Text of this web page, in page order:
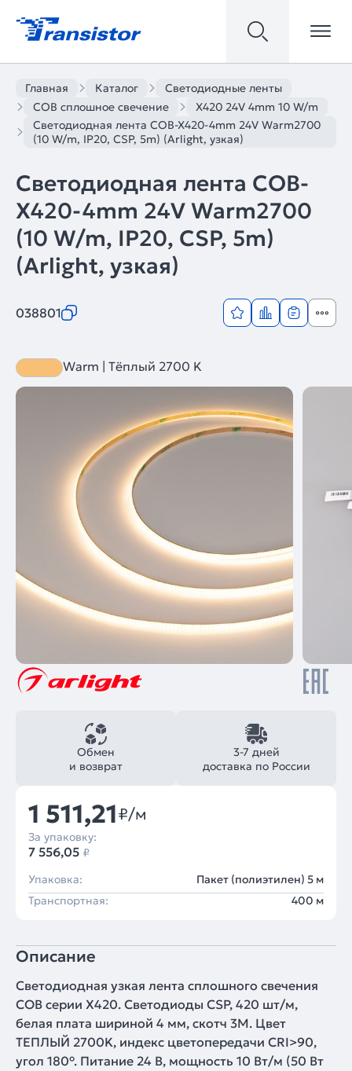
Главная Каталог
Светодиодные ленты
COB сплошное свечение
X420 24V 4mm 10 W/m
Светодиодная лента COB-X420-4mm 24V Warm2700
(10 W/m, IP20, CSP, 5m) (Arlight, узкая)
Светодиодная лента COB-
X420-4mm 24V Warm2700
(10 W/m, IP20, CSP, 5m)
(Arlight, узкая)
038801
Warm | Тёплый 2700 K
3-7 дней
доставка по России
Обмен
и возврат
1 511,21₽/м
За упаковку:
7 556,05 ₽
Упаковка:
Пакет (полиэтилен) 5 м
Транспортная:
400 м
Описание
Светодиодная узкая лента сплошного свечения
COB серии X420. Светодиоды CSP, 420 шт/м,
белая плата шириной 4 мм, скотч 3M. Цвет
ТЕПЛЫЙ 2700K, индекс цветопередачи CRI>90,
угол 180°. Питание 24 В, мощность 10 Вт/м (50 Вт